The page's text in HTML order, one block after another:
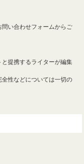
い合わせフォームからご
と提携するライターが編集
全性などについては一切の